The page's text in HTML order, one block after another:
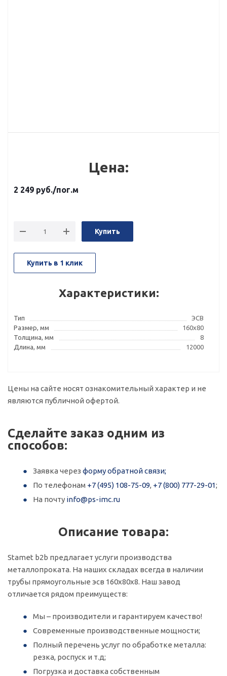
Цена:
2 249 руб./пог.м
Купить
Купить в 1 клик
Характеристики:
Тип
ЭСВ
Размер, мм
160x80
Толщина, мм
8
Длина, мм
12000
Цены на сайте носят ознакомительный характер и не
являются публичной офертой.
Сделайте заказ одним из
способов:
Заявка через форму обратной связи;
По телефонам +7 (495) 108-75-09, +7 (800) 777-29-01;
На почту info@ps-imc.ru
Описание товара:
Stamet b2b предлагает услуги производства
металлопроката. На наших складах всегда в наличии
трубы прямоугольные эсв 160х80х8. Наш завод
отличается рядом преимуществ:
Мы – производители и гарантируем качество!
Современные производственные мощности;
Полный перечень услуг по обработке металла:
резка, роспуск и т.д;
Погрузка и доставка собственным